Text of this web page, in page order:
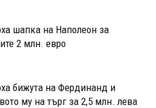
шапка на Наполеон за
2 млн. евро
бижута на Фердинанд и
му на търг за 2,5 млн. лева